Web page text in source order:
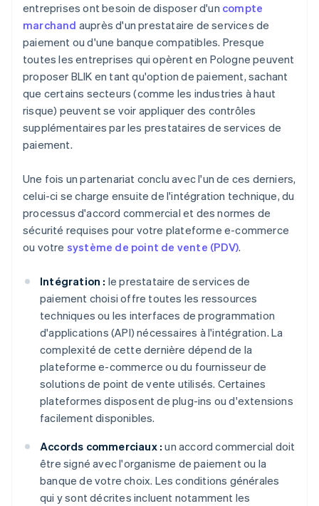
entreprises ont besoin de disposer d'un compte
marchand auprès d'un prestataire de services de
paiement ou d'une banque compatibles. Presque
toutes les entreprises qui opèrent en Pologne peuvent
proposer BLIK en tant qu'option de paiement, sachant
que certains secteurs (comme les industries à haut
risque) peuvent se voir appliquer des contrôles
supplémentaires par les prestataires de services de
paiement.
Une fois un partenariat conclu avec l'un de ces derniers,
celui-ci se charge ensuite de l'intégration technique, du
processus d'accord commercial et des normes de
sécurité requises pour votre plateforme e-commerce
ou votre système de point de vente (PDV).
Intégration : le prestataire de services de
paiement choisi offre toutes les ressources
techniques ou les interfaces de programmation
d'applications (API) nécessaires à l'intégration. La
complexité de cette dernière dépend de la
plateforme e-commerce ou du fournisseur de
solutions de point de vente utilisés. Certaines
plateformes disposent de plug-ins ou d'extensions
facilement disponibles.
Accords commerciaux : un accord commercial doit
être signé avec l'organisme de paiement ou la
banque de votre choix. Les conditions générales
qui y sont décrites incluent notamment les